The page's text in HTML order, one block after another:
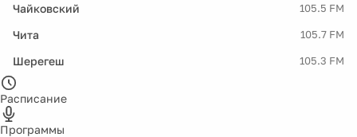
Чайковский 105.5 FM
Чита 105.7 FM
Шерегеш 105.3 FM
Расписание
Программы